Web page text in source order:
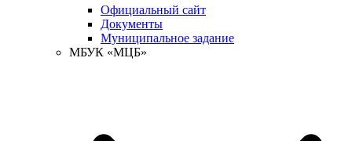
Официальный сайт
Документы
Муниципальное задание
МБУК «МЦБ»